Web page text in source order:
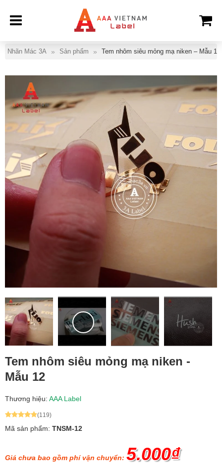
Nhãn Mác 3A Sản phẩm Tem nhôm siêu mỏng mạ niken – Mẫu 12
Tem nhôm siêu mỏng mạ niken -
Mẫu 12
Thương hiệu: AAA Label
(119)
Mã sản phẩm: TNSM-12
Giá chưa bao gồm phí vận chuyển: 5.000₫